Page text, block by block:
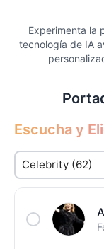
Experimenta la
tecnología de IA
Escucha y